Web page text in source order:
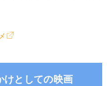
けとしての映画